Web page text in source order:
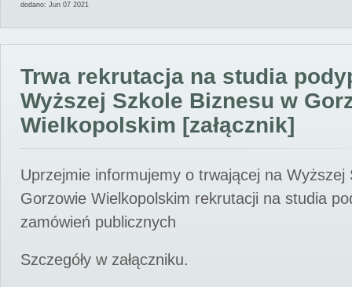
dodano: Jun 07 2021
Trwa rekrutacja na studia
Wyższej Szkole Biznesu w
Wielkopolskim [załącznik]
Uprzejmie informujemy o trwającej na Wyższej
Gorzowie Wielkopolskim rekrutacji na studia
zamówień publicznych
Szczegóły w załączniku.